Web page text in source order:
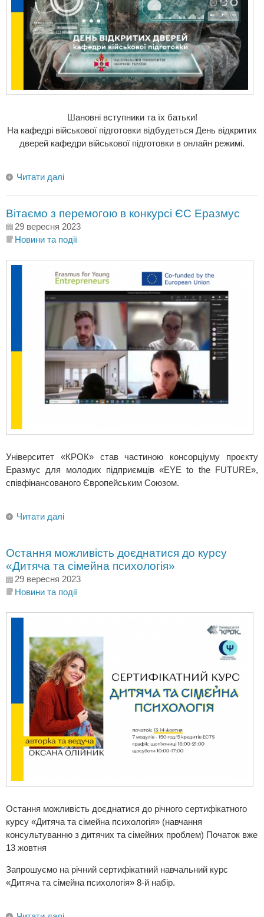
Шановні вступники та їх батьки!
На кафедрі військової підготовки відбудеться День відкритих
дверей кафедри військової підготовки в онлайн режимі.
Читати далі
Вітаємо з перемогою в конкурсі ЄС Еразмус
29 вересня 2023
Новини та події
Університет «КРОК» став частиною консорціуму проєкту
Еразмус для молодих підприємців «EYE to the FUTURE»,
співфінансованого Європейським Союзом.
Читати далі
Остання можливість доєднатися до курсу
«Дитяча та сімейна психологія»
29 вересня 2023
Новини та події
Остання можливість доєднатися до річного сертифікатного
курсу «Дитяча та сімейна психологія» (навчання
консультуванню з дитячих та сімейних проблем) Початок вже
13 жовтня
Запрошуємо на річний сертифікатний навчальний курс
«Дитяча та сімейна психологія» 8-й набір.